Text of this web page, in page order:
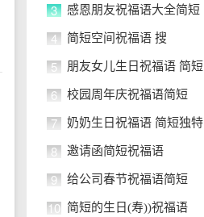
3 感恩朋友祝福语大全简短
4 简短空间祝福语 搜
5 朋友女儿生日祝福语 简短
6 校园周年庆祝福语简短
7 奶奶生日祝福语 简短独特
8 邀请函简短祝福语
9 给公司春节祝福语简短
10 简短的生日(寿))祝福语